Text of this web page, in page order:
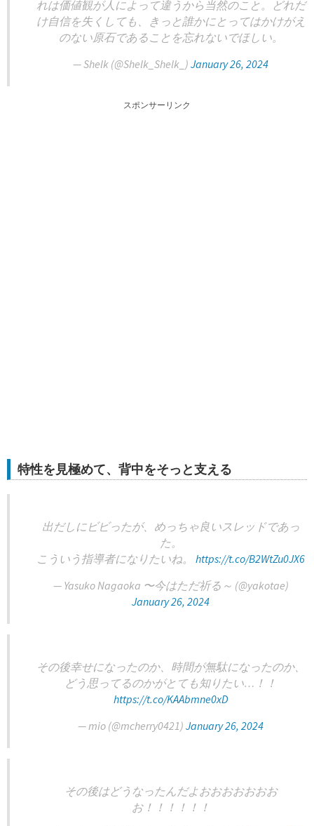
れは価値観が人によって違うから当然のこと。どれだ
け自信を失くしても、きっと誰かにとってはかけがえ
のない原石であることを忘れないでほしい。
— Shelk (@Shelk_Shelk_) January 26, 2024
スポンサーリンク
特性を見極めて、背中をそっと支える
出だしにビビったが、めっちゃ良いスレッドであっ
た。
こういう指導者になりたいね。 https://t.co/B2WtZu0JX6
— Yasuko Nagaoka 〜今はただ祈る～ (@yakotae)
January 26, 2024
その後幸せになったのか、時間が無駄になったのか、
どう思ってるのかがとても知りたい…！！
https://t.co/KAAbmne0xD
— mio (@mcherry0421) January 26, 2024
その後はどうなったんだよおおおおおおお
お！！！！！！